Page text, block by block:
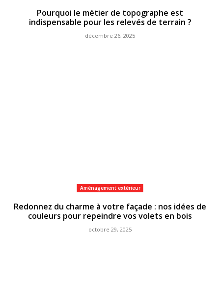
Pourquoi le métier de topographe est
indispensable pour les relevés de terrain ?
décembre 26, 2025
Aménagement extérieur
Redonnez du charme à votre façade : nos idées de
couleurs pour repeindre vos volets en bois
octobre 29, 2025